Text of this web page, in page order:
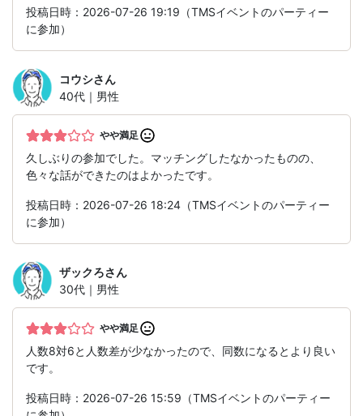
投稿日時：2026-07-26 19:19（TMSイベントのパーティー
に参加）
コウシさん
40代｜男性
やや満足
久しぶりの参加でした。マッチングしたなかったものの、
色々な話ができたのはよかったです。
投稿日時：2026-07-26 18:24（TMSイベントのパーティー
に参加）
ザックろさん
30代｜男性
やや満足
人数8対6と人数差が少なかったので、同数になるとより良い
です。
投稿日時：2026-07-26 15:59（TMSイベントのパーティー